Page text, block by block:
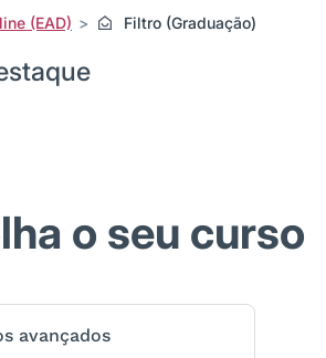
(EAD) Filtro (Graduação)
o seu curso
avançados